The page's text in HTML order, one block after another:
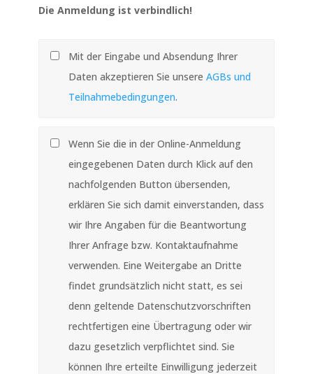
Die Anmeldung ist verbindlich!
Mit der Eingabe und Absendung Ihrer
Daten akzeptieren Sie unsere AGBs und
Teilnahmebedingungen.
Wenn Sie die in der Online-Anmeldung
eingegebenen Daten durch Klick auf den
nachfolgenden Button übersenden,
erklären Sie sich damit einverstanden, dass
wir Ihre Angaben für die Beantwortung
Ihrer Anfrage bzw. Kontaktaufnahme
verwenden. Eine Weitergabe an Dritte
findet grundsätzlich nicht statt, es sei
denn geltende Datenschutzvorschriften
rechtfertigen eine Übertragung oder wir
dazu gesetzlich verpflichtet sind. Sie
können Ihre erteilte Einwilligung jederzeit